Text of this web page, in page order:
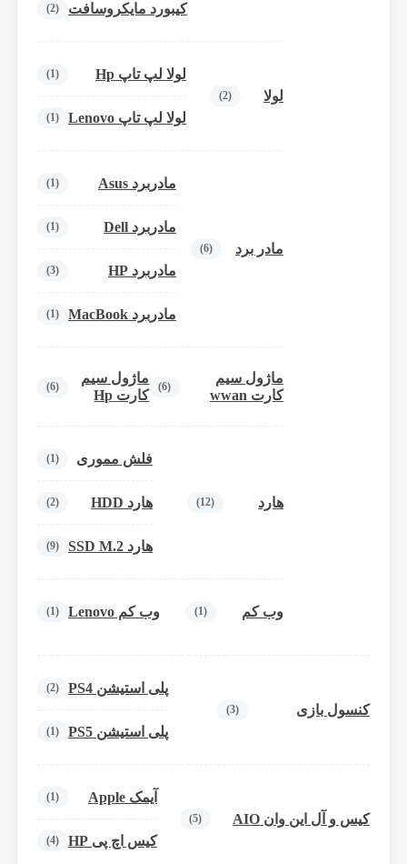
کیبورد مایکروسافت (2)
لولا (2)
لولا لپ تاپ Hp (1)
لولا لپ تاپ Lenovo (1)
مادر برد (6)
مادربرد Asus (1)
مادربرد Dell (1)
مادربرد HP (3)
مادربرد MacBook (1)
ماژول سیم
کارت wwan
(6)
ماژول سیم
کارت Hp
(6)
هارد (12)
فلش مموری (1)
هارد HDD (2)
هارد SSD M.2 (9)
وب کم (1) وب کم Lenovo (1)
کنسول بازی (3)
پلی استیشن PS4 (2)
پلی استیشن PS5 (1)
کیس و آل این وان AIO (5)
آیمک Apple (1)
کیس اچ پی HP (4)